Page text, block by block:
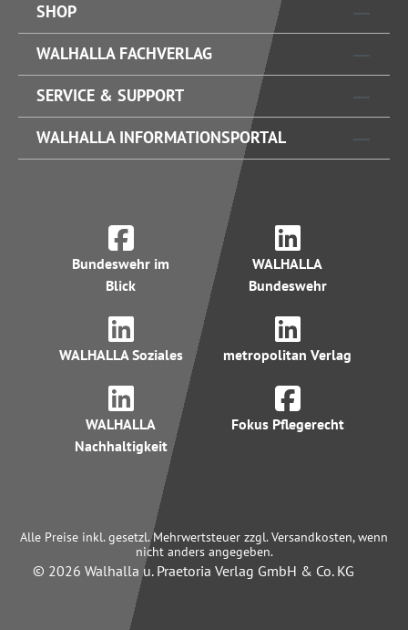
SHOP
WALHALLA FACHVERLAG
SERVICE & SUPPORT
WALHALLA INFORMATIONSPORTAL
Bundeswehr im
Blick
WALHALLA
Bundeswehr
WALHALLA Soziales metropolitan Verlag
WALHALLA
Nachhaltigkeit
Fokus Pflegerecht
Alle Preise inkl. gesetzl. Mehrwertsteuer zzgl. Versandkosten, wenn
nicht anders angegeben.
© 2026 Walhalla u. Praetoria Verlag GmbH & Co. KG